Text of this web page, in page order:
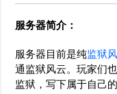
服务器简介：
服务器目前是纯监狱
通监狱风云。玩家们
监狱，写下属于自己